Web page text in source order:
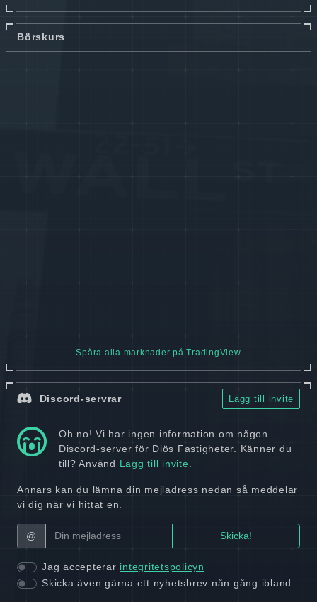
Börskurs
Spåra alla marknader på TradingView
Discord-servrar Lägg till invite
Oh no! Vi har ingen information om någon
Discord-server för Diös Fastigheter. Känner du
till? Använd Lägg till invite.
Annars kan du lämna din mejladress nedan så meddelar
vi dig när vi hittat en.
@
Jag accepterar integritetspolicyn
Skicka även gärna ett nyhetsbrev nån gång ibland